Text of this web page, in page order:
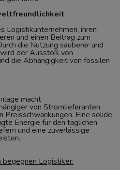
Logistikunternehmen, ihren
und einen Beitrag zum
die Nutzung sauberer und
der Ausstoß von
die Abhängigkeit von fossilen
macht
von Stromlieferanten
Preisschwankungen. Eine solide
Energie für den täglichen
und eine zuverlässige
Logistiker: